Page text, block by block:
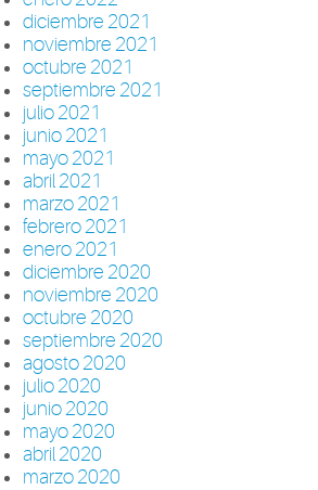
diciembre 2021
noviembre 2021
octubre 2021
septiembre 2021
julio 2021
junio 2021
mayo 2021
abril 2021
marzo 2021
febrero 2021
enero 2021
diciembre 2020
noviembre 2020
octubre 2020
septiembre 2020
agosto 2020
julio 2020
junio 2020
mayo 2020
abril 2020
marzo 2020